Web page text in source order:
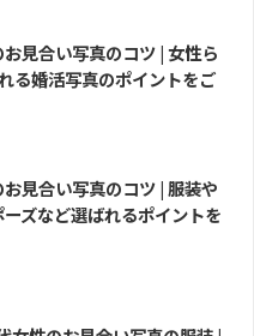
お見合い写真のコツ | 女性ら
る婚活写真のポイントをご
お見合い写真のコツ | 服装や
ズなど選ばれるポイントを